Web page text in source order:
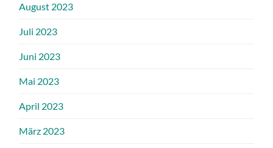
August 2023
Juli 2023
Juni 2023
Mai 2023
April 2023
März 2023